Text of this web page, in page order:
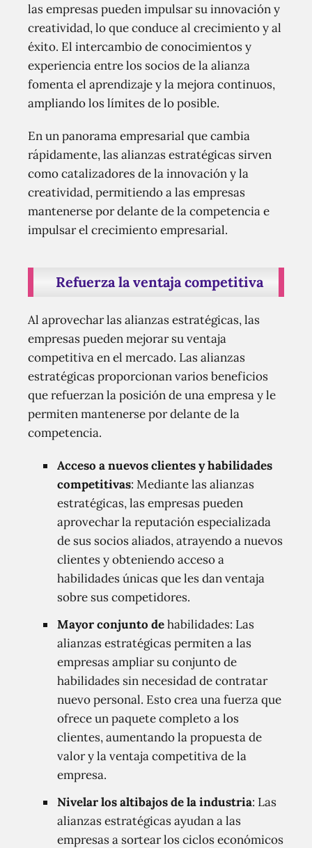
las empresas pueden impulsar su innovación y
creatividad, lo que conduce al crecimiento y al
éxito. El intercambio de conocimientos y
experiencia entre los socios de la alianza
fomenta el aprendizaje y la mejora continuos,
ampliando los límites de lo posible.
En un panorama empresarial que cambia
rápidamente, las alianzas estratégicas sirven
como catalizadores de la innovación y la
creatividad, permitiendo a las empresas
mantenerse por delante de la competencia e
impulsar el crecimiento empresarial.
Refuerza la ventaja competitiva
Al aprovechar las alianzas estratégicas, las
empresas pueden mejorar su ventaja
competitiva en el mercado. Las alianzas
estratégicas proporcionan varios beneficios
que refuerzan la posición de una empresa y le
permiten mantenerse por delante de la
competencia.
Acceso a nuevos clientes y habilidades
competitivas: Mediante las alianzas
estratégicas, las empresas pueden
aprovechar la reputación especializada
de sus socios aliados, atrayendo a nuevos
clientes y obteniendo acceso a
habilidades únicas que les dan ventaja
sobre sus competidores.
Mayor conjunto dehabilidades: Las
alianzas estratégicas permiten a las
empresas ampliar su conjunto de
habilidades sin necesidad de contratar
nuevo personal. Esto crea una fuerza que
ofrece un paquete completo a los
clientes, aumentando la propuesta de
valor y la ventaja competitiva de la
empresa.
Nivelar los altibajos de la industria: Las
alianzas estratégicas ayudan a las
empresas a sortear los ciclos económicos